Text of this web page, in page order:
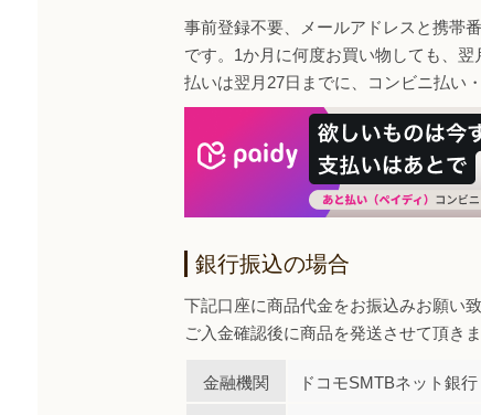
事前登録不要、メールアドレスと携帯
です。1か月に何度お買い物しても、
払いは翌月27日までに、コンビニ払い
銀行振込の場合
下記口座に商品代金をお振込みお願い致
ご入金確認後に商品を発送させて頂きま
金融機関 ドコモSMTBネット銀行